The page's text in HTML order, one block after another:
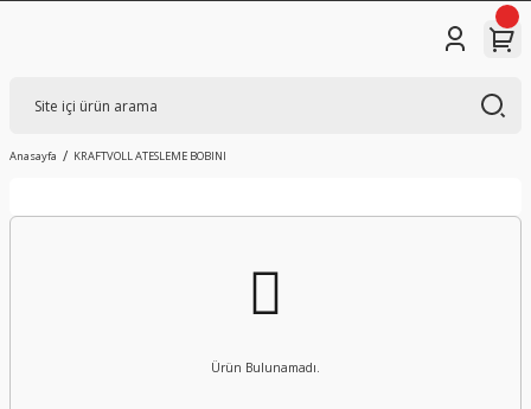
Anasayfa KRAFTVOLL ATESLEME BOBINI
Ürün Bulunamadı.